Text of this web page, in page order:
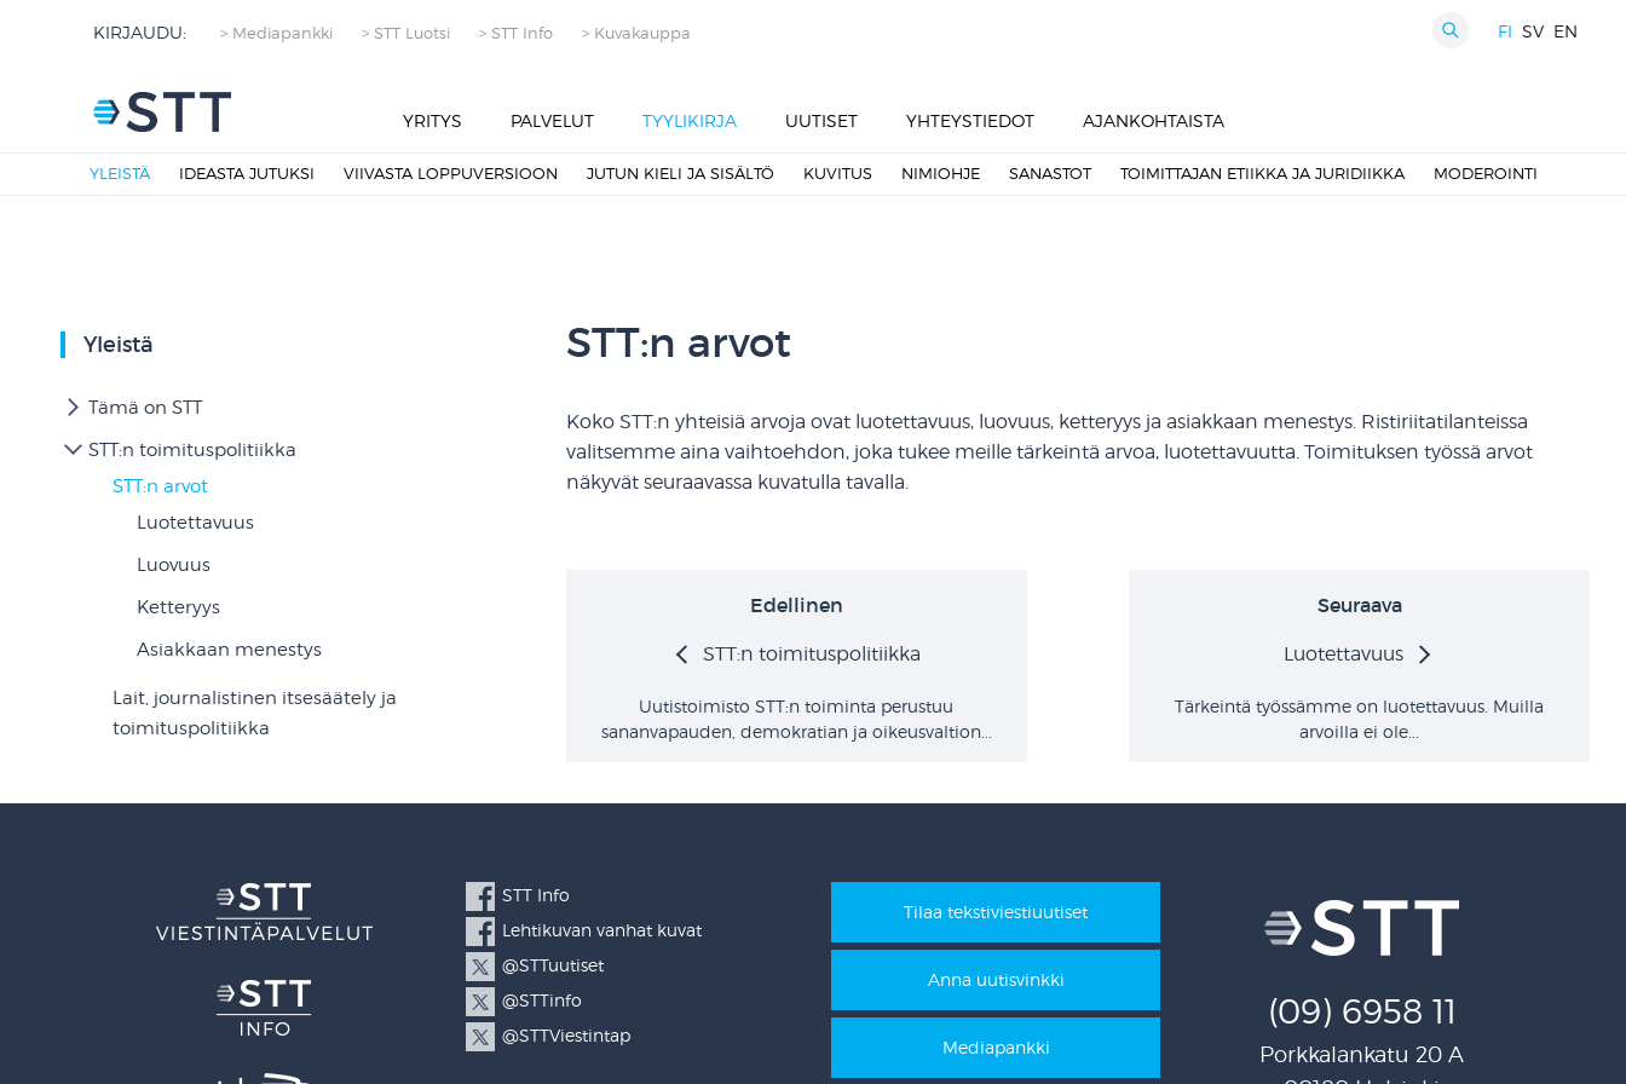
FI SV EN
KIRJAUDU: > Mediapankki > STT Luotsi > STT Info > Kuvakauppa
YRITYS PALVELUT TYYLIKIRJA
YLEISTÄ IDEASTA JUTUKSI VIIVASTA LOPPUVERSIOON JUTUN KIELI JA SISÄLTÖ KUVITUS NIMIOHJE SANASTOT TOIMITTAJAN ETIIKKA JA JURIDIIKKA MODEROINTI
UUTISET YHTEYSTIEDOT AJANKOHTAISTA
Yleistä
Tämä on STT
STT:n toimituspolitiikka
STT:n arvot
Luotettavuus
Luovuus
Ketteryys
Asiakkaan menestys
Lait, journalistinen itsesäätely ja
toimituspolitiikka
STT:n arvot
Koko STT:n yhteisiä arvoja ovat luotettavuus, luovuus, ketteryys ja asiakkaan menestys. Ristiriitatilanteissa
valitsemme aina vaihtoehdon, joka tukee meille tärkeintä arvoa, luotettavuutta. Toimituksen työssä arvot
näkyvät seuraavassa kuvatulla tavalla.
Edellinen
STT:n toimituspolitiikka
Uutistoimisto STT:n toiminta perustuu
sananvapauden, demokratian ja oikeusvaltion...
Seuraava
Luotettavuus
Tärkeintä työssämme on luotettavuus. Muilla
arvoilla ei ole...
(09) 6958 11
Porkkalankatu 20 A
Tilaa tekstiviestiuutiset
Anna uutisvinkki
Mediapankki
STT Info
Lehtikuvan vanhat kuvat
@STTuutiset
@STTinfo
@STTViestintap